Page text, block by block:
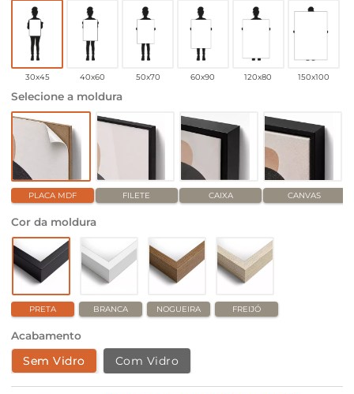
30x45 40x60 50x70 60x90 120x80 150x100
Selecione a moldura
PLACA MDF FILETE CAIXA CANVAS
Cor da moldura
PRETA BRANCA NOGUEIRA FREIJÓ
Acabamento
Sem Vidro Com Vidro